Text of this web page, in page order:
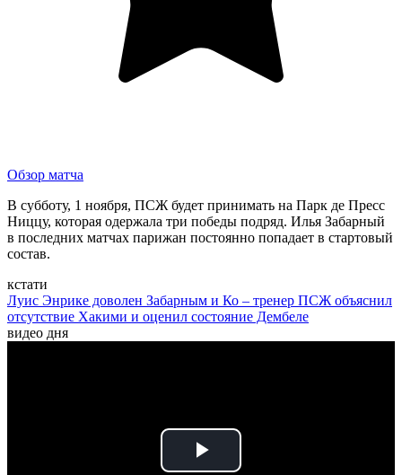
Обзор матча
В субботу, 1 ноября, ПСЖ будет принимать на Парк де Пресс
Ниццу, которая одержала три победы подряд. Илья Забарный
в последних матчах парижан постоянно попадает в стартовый
состав.
кстати
Луис Энрике доволен Забарным и Ко – тренер ПСЖ объяснил
отсутствие Хакими и оценил состояние Дембеле
видео дня